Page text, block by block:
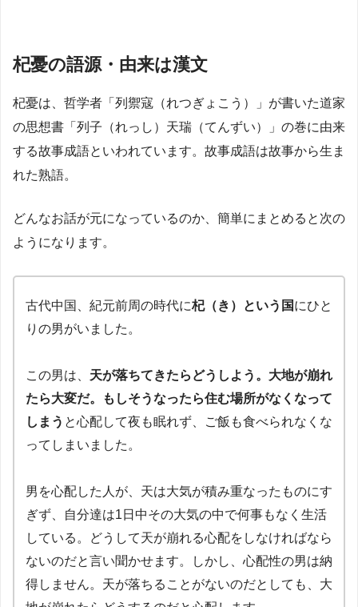
杞憂の語源・由来は漢文
杞憂は、哲学者「列禦寇（れつぎょこう）」が書いた道家
の思想書「列子（れっし）天瑞（てんずい）」の巻に由来
する故事成語といわれています。故事成語は故事から生ま
れた熟語。
どんなお話が元になっているのか、簡単にまとめると次の
ようになります。
古代中国、紀元前周の時代に杞（き）という国にひと
りの男がいました。
この男は、 天が落ちてきたらどうしよう。大地が崩れ
たら大変だ。もしそうなったら住む場所がなくなって
しまう と心配して夜も眠れず、ご飯も食べられなくな
ってしまいました。
男を心配した人が、天は大気が積み重なったものにす
ぎず、自分達は1日中その大気の中で何事もなく生活
している。どうして天が崩れる心配をしなければなら
ないのだと言い聞かせます。しかし、心配性の男は納
得しません。天が落ちることがないのだとしても、大